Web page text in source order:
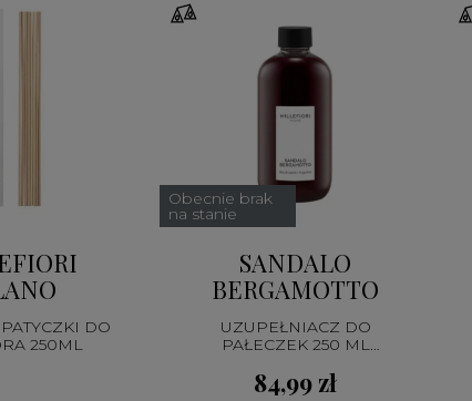
DO
250ML
Obecnie brak
na stanie
SANDALO
BERGAMOTTO
UZUPEŁNIACZ DO
PAŁECZEK 250 ML
84,99 zł